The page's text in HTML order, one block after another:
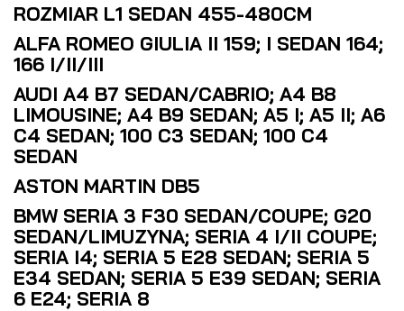
ROZMIAR L1 SEDAN 455-480CM
ALFA ROMEO GIULIA II 159; I SEDAN 164;
166 I/II/III
AUDI A4 B7 SEDAN/CABRIO; A4 B8
LIMOUSINE; A4 B9 SEDAN; A5 I; A5 II; A6
C4 SEDAN; 100 C3 SEDAN; 100 C4
SEDAN
ASTON MARTIN DB5
BMW SERIA 3 F30 SEDAN/COUPE; G20
SEDAN/LIMUZYNA; SERIA 4 I/II COUPE;
SERIA I4; SERIA 5 E28 SEDAN; SERIA 5
E34 SEDAN; SERIA 5 E39 SEDAN; SERIA
6 E24; SERIA 8